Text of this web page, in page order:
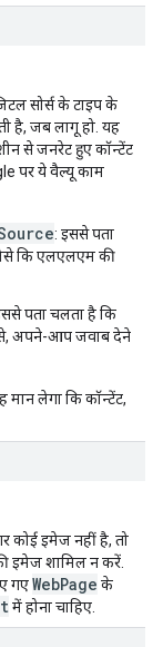
सोर्स के टाइप के
है, जब लागू हो. यह
से जनरेट हुए कॉन्टेंट
पर ये वैल्यू काम
: इससे पता
कि एलएलएम की
पता चलता है कि
अपने-आप जवाब देने
मान लेगा कि कॉन्टेंट,
कोई इमेज नहीं है, तो
इमेज शामिल न करें.
गएWebPage के
में होना चाहिए.